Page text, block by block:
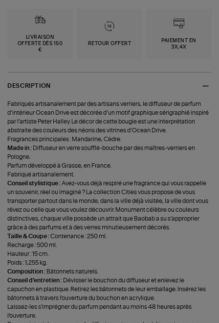
LIVRAISON
OFFERTE DÈS 150
€
RETOUR OFFERT
PAIEMENT EN
3X,4X
DESCRIPTION
Fabriqués artisanalement par des artisans verriers, le diffuseur de parfum
d’intérieur Ocean Drive est décorée d’un motif graphique sérigraphié inspiré
par l’artiste Peter Halley. Le décor de cette bougie est une interprétation
abstraite des couleurs des néons des vitrines d’Ocean Drive.
Fragrances principales : Mandarine, Cèdre.
Made in : Diffuseur en verre soufflé-bouche par des maîtres-verriers en
Pologne.
Parfum développé à Grasse, en France.
Fabriqué artisanalement.
Conseil stylistique :Avez-vous déjà respiré une fragrance qui vous rappelle
un souvenir, réel ou imaginé ? La collection Cities vous propose de vous
transporter partout dans le monde, dans la ville déjà visitée, la ville dont vous
rêvez ou celle que vous voulez découvrir. Monument célèbre ou couleurs
distinctives, chaque ville possède un attrait que Baobab a su s’approprier
grâce à des parfums et à des verres minutieusement décorés.
Taille & Coupe :Contenance : 250 ml.
Recharge : 500 ml.
Hauteur : 15 cm.
Poids : 1,255 kg.
Composition : Bâtonnets naturels.
Conseil d'entretien : Dévisser le bouchon du diffuseur et enlevez le
capuchon en plastique. Retirez les bâtonnets de leur emballage. Insérez les
bâtonnets à travers l'ouverture du bouchon en acrylique.
Laissez-les s'imprégner du parfum pendant au moins 48 heures après
l'ouverture.